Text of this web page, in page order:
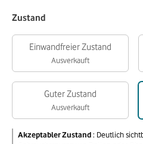
Zustand
Einwandfreier Zustand
Ausverkauft
Guter Zustand
Ausverkauft
Akzeptabler Zustand: Deutlich